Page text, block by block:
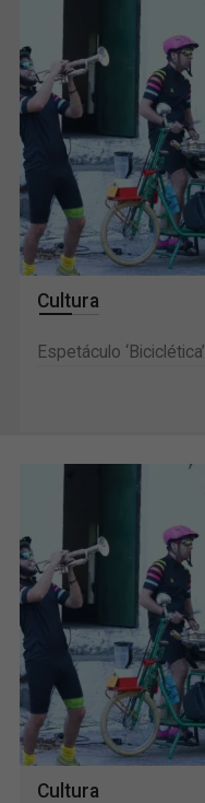
Cultura
Espetáculo
Cultura